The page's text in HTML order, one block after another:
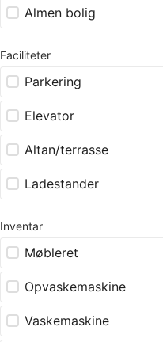
Almen bolig
Faciliteter
Parkering
Elevator
Altan/terrasse
Ladestander
Inventar
Møbleret
Opvaskemaskine
Vaskemaskine